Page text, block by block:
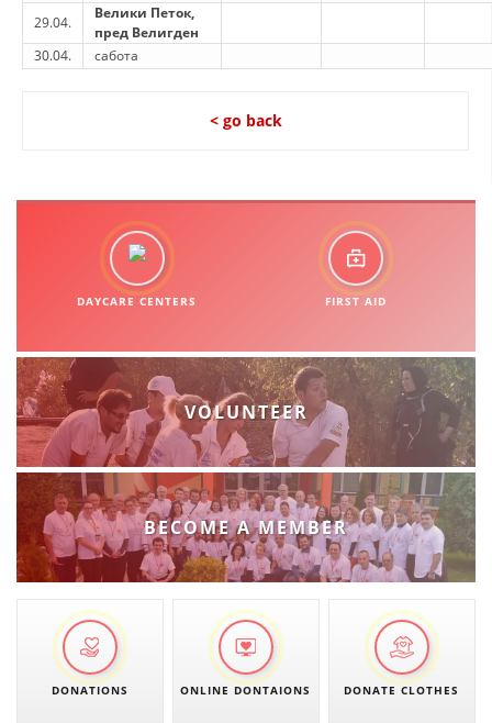
29.04.
Велики Петок,
пред Велигден
30.04.
сабота
< go back
DAYCARE CENTERS FIRST AID
VOLUNTEER
BECOME A MEMBER
DONATIONS ONLINE DONTAIONS DONATE CLOTHES